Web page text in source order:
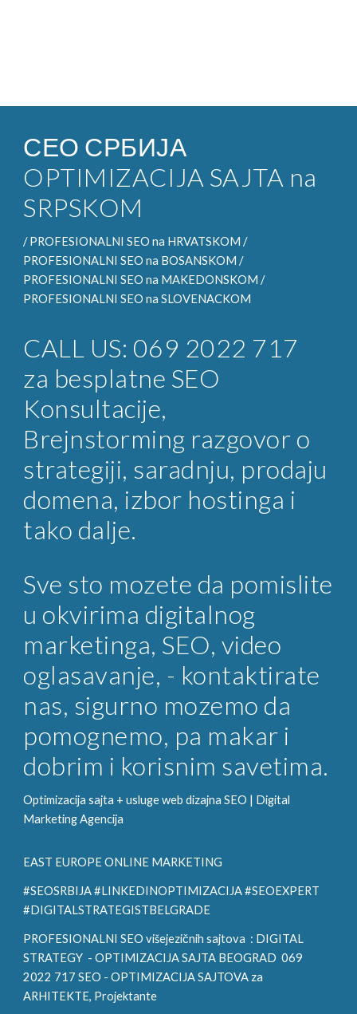
СЕО СРБИЈА
OPTIMIZACIJA SAJTA na
SRPSKOM
/PROFESIONALNI SEOna HRVATSKOM /
PROFESIONALNI SEO na BOSANSKOM /
PROFESIONALNI SEO na MAKEDONSKOM /
PROFESIONALNI SEO naSLOVENACKOM
CALL US: 069 2022 717
za besplatne SEO
Konsultacije,
Brejnstorming razgovor o
strategiji, saradnju, prodaju
domena, izbor hostinga i
tako dalje.
Sve sto mozete da pomislite
u okvirima digitalnog
marketinga, SEO, video
oglasavanje, - kontaktirate
nas, sigurno mozemo da
pomognemo, pa makar i
dobrim i korisnim savetima.
Optimizacija sajta + usluge web dizajna SEO | Digital
MarketingAgencija
EAST EUROPE ONLINE MARKETING
#SEOSRBIJA #LINKEDINOPTIMIZACIJA #SEOEXPERT
#DIGITALSTRATEGISTBELGRADE
PROFESIONALNI SEO višejezičnih sajtova : DIGITAL
STRATEGY - OPTIMIZACIJA SAJTA BEOGRAD 069
2022 717 SEO - OPTIMIZACIJA SAJTOVA za
ARHITEKTE, Projektante